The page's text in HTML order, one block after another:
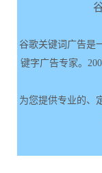
谷歌关键词广告是
键字广告专家。
为您提供专业的、